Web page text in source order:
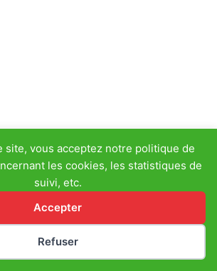
site, vous acceptez notre politique de
les cookies, les statistiques de
suivi, etc.
Accepter
Refuser